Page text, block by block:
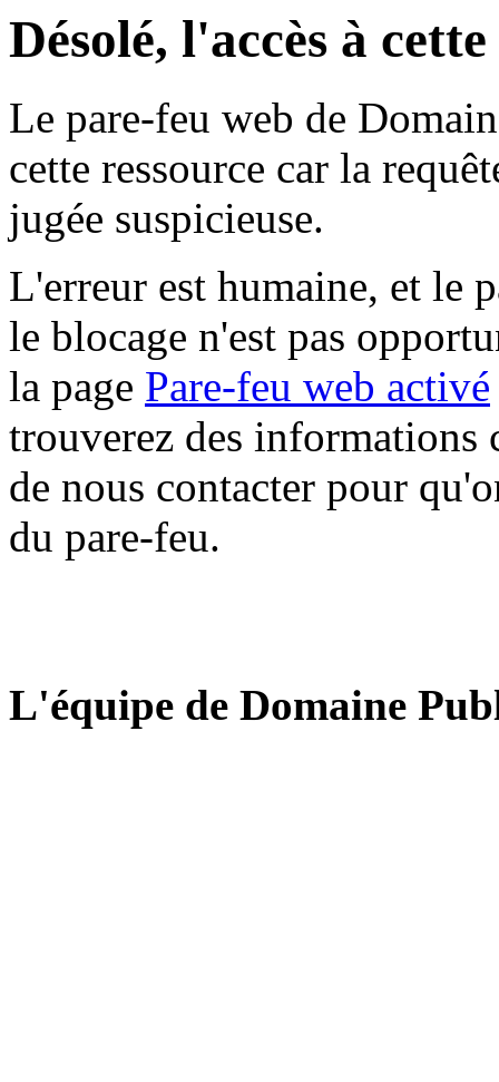
Désolé, l'accès à
Le pare-feu web de
cette ressource car la
jugée suspicieuse.
L'erreur est humaine, et le
le blocage n'est pas
la page Pare-feu web activé
trouverez des informations
de nous contacter pour
du pare-feu.
L'équipe de Domaine